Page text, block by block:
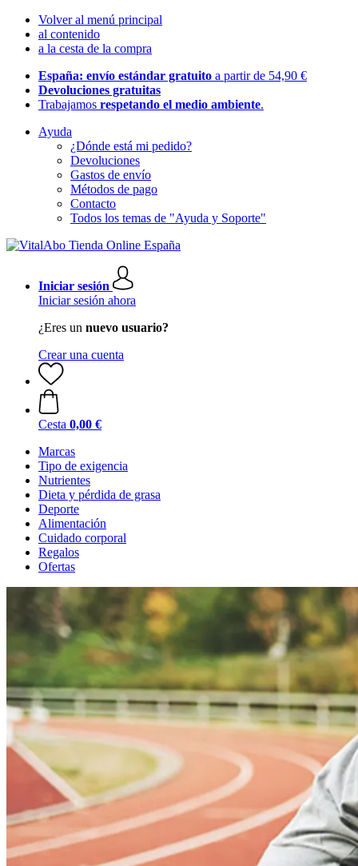
Volver al menú principal
al contenido
a la cesta de la compra
España: envío estándar gratuito a partir de 54,90 €
Devoluciones gratuitas
Trabajamos respetando el medio ambiente.
Ayuda
¿Dónde está mi pedido?
Devoluciones
Gastos de envío
Métodos de pago
Contacto
Todos los temas de "Ayuda y Soporte"
Iniciar sesión
Iniciar sesión ahora
¿Eres un nuevo usuario?
Crear una cuenta
Cesta 0,00 €
Marcas
Tipo de exigencia
Nutrientes
Dieta y pérdida de grasa
Deporte
Alimentación
Cuidado corporal
Regalos
Ofertas